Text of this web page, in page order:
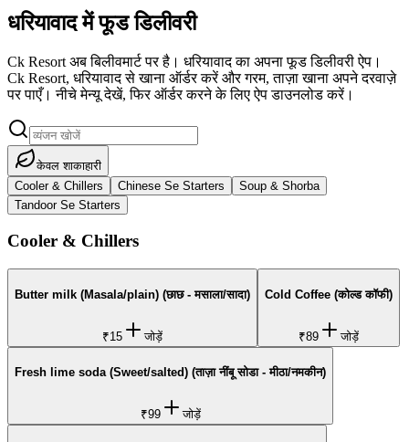
धरियावाद में फूड डिलीवरी
Ck Resort अब बिलीवमार्ट पर है। धरियावाद का अपना फूड डिलीवरी ऐप।
Ck Resort, धरियावाद से खाना ऑर्डर करें और गरम, ताज़ा खाना अपने दरवाज़े
पर पाएँ। नीचे मेन्यू देखें, फिर ऑर्डर करने के लिए ऐप डाउनलोड करें।
केवल शाकाहारी
Cooler & Chillers
Chinese Se Starters
Soup & Shorba
Tandoor Se Starters
Cooler & Chillers
Butter milk (Masala/plain) (छाछ - मसाला/सादा)
₹15 जोड़ें
Cold Coffee (कोल्ड कॉफी)
₹89 जोड़ें
Fresh lime soda (Sweet/salted) (ताज़ा नींबू सोडा - मीठा/नमकीन)
₹99 जोड़ें